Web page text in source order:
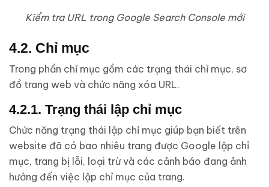
Kiểm tra URL trong Google Search Console mới
4.2. Chỉ mục
Trong phần chỉ mục gồm các trạng thái chỉ mục, sơ
đồ trang web và chức năng xóa URL.
4.2.1. Trạng thái lập chỉ mục
Chức năng trạng thái lập chỉ mục giúp bạn biết trên
website đã có bao nhiêu trang được Google lập chỉ
mục, trang bị lỗi, loại trừ và các cảnh báo đang ảnh
hưởng đến việc lập chỉ mục của trang.